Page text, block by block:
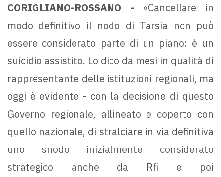
CORIGLIANO-ROSSANO - «Cancellare in
modo definitivo il nodo di Tarsia non può
essere considerato parte di un piano: è un
suicidio assistito. Lo dico da mesi in qualità di
rappresentante delle istituzioni regionali, ma
oggi è evidente - con la decisione di questo
Governo regionale, allineato e coperto con
quello nazionale, di stralciare in via definitiva
uno snodo inizialmente considerato
strategico anche da Rfi e poi